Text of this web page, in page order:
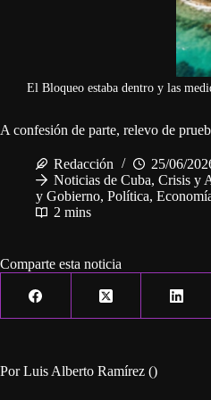
El Bloqueo estaba dentro y las
A confesión de parte, relevo de
Redacción
25/06/
Noticias de Cuba, Crisis y
y Gobierno, Política,
2 mins
Comparte esta noticia
Por Luis Alberto Ramírez ()